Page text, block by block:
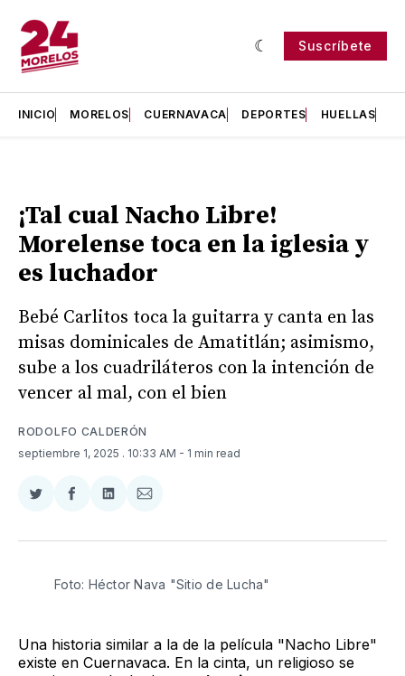
Suscríbete
INICIO MORELOS CUERNAVACA DEPORTES HUELLAS
¡Tal cual Nacho Libre!
Morelense toca en la iglesia y
es luchador
Bebé Carlitos toca la guitarra y canta en las
misas dominicales de Amatitlán; asimismo,
sube a los cuadriláteros con la intención de
vencer al mal, con el bien
RODOLFO CALDERÓN
septiembre 1, 2025 . 10:33 AM - 1 min read
Compartir
Twitter
Compartir
Facebook
Compartir
LinkedIn
Compartir
Email
Foto: Héctor Nava "Sitio de Lucha"
Una historia similar a la de la película "Nacho Libre"
existe en Cuernavaca. En la cinta, un religioso se